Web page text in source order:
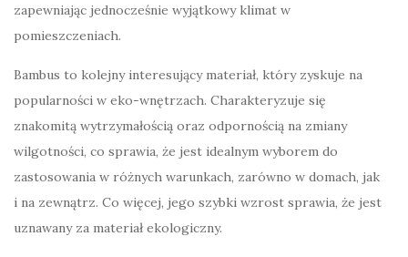
zapewniając jednocześnie wyjątkowy klimat w
pomieszczeniach.
Bambus to kolejny interesujący materiał, który zyskuje na
popularności w eko-wnętrzach. Charakteryzuje się
znakomitą wytrzymałością oraz odpornością na zmiany
wilgotności, co sprawia, że jest idealnym wyborem do
zastosowania w różnych warunkach, zarówno w domach, jak
i na zewnątrz. Co więcej, jego szybki wzrost sprawia, że jest
uznawany za materiał ekologiczny.